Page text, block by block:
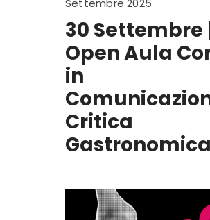
Settembre 2025
30 Settembre |
Open Aula
in
Critica
Gastronomica